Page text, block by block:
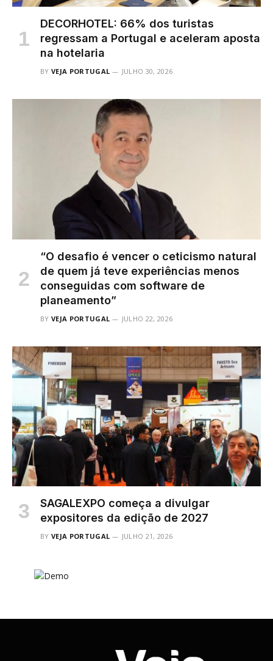
DECORHOTEL: 66% dos turistas
regressam a Portugal e aceleram aposta
na hotelaria
BY VEJA PORTUGAL JULHO 30, 2026
“O desafio é vencer o ceticismo natural
de quem já teve experiências menos
conseguidas com software de
planeamento”
BY VEJA PORTUGAL JULHO 22, 2026
SAGALEXPO começa a divulgar
expositores da edição de 2027
BY VEJA PORTUGAL JULHO 21, 2026